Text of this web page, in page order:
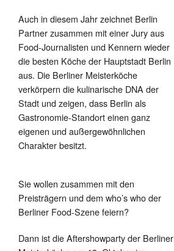
Auch in diesem Jahr zeichnet Berlin
Partner zusammen mit einer Jury aus
Food-Journalisten und Kennern wieder
die besten Köche der Hauptstadt Berlin
aus. Die Berliner Meisterköche
verkörpern die kulinarische DNA der
Stadt und zeigen, dass Berlin als
Gastronomie-Standort einen ganz
eigenen und außergewöhnlichen
Charakter besitzt.
Sie wollen zusammen mit den
Preisträgern und dem who’s who der
Berliner Food-Szene feiern?
Dann ist die Aftershowparty der Berliner